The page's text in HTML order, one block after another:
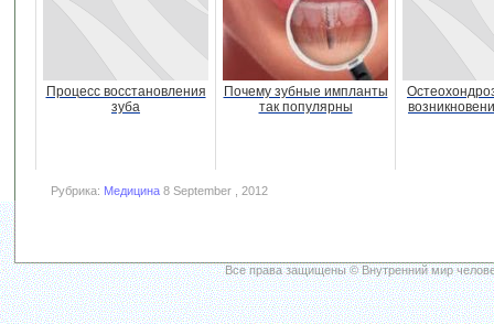
Процесс восстановления
зуба
Почему зубные импланты
так популярны
Рубрика: Медицина 8 September , 2012
Все права защищены © Внутренний мир